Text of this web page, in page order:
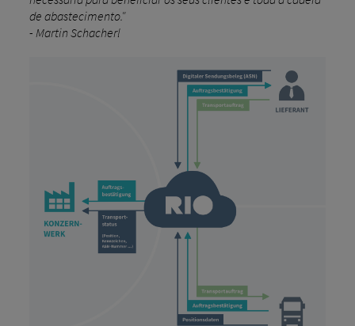
de abastecimento."
- Martin Schacherl